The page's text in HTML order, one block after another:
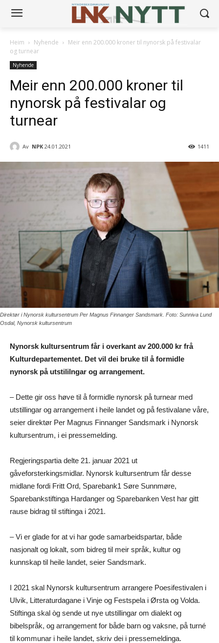
Heim Nyhende
Meir enn 200.000 kroner til nynorsk på festivalar
og turnear
Nyhende
Meir enn 200.000 kroner til
nynorsk på festivalar og
turnear
Av NPK 24.01.2021 1411
Direktør i Nynorsk kultursentrum Per Magnus Finnanger Sandsmark. Foto: Sunniva Lund
Osdal, Nynorsk kultursentrum
Nynorsk kultursentrum får i overkant av 200.000 kr frå
Kulturdepartementet. Det vil dei bruke til å formidle
nynorsk på utstililngar og arrangement.
– Dette gir oss høve til å formidle nynorsk på turnear med
utstillingar og arrangement i heile landet og på festivalane våre,
seier direktør Per Magnus Finnanger Sandsmark i Nynorsk
kultursentrum, i ei pressemelding.
Regjeringspartia delte 21. januar 2021 ut
gåveforsterkingsmidlar. Nynorsk kultursentrum får desse
midlane fordi Fritt Ord, Sparebank1 Søre Sunnmøre,
Sparebankstiftinga Hardanger og Sparebanken Vest har gitt
rause bidrag til stiftinga i 2021.
– Vi er glade for at vi har gode samarbeidspartar, både
nasjonalt og lokalt, som bidreg til meir språk, kultur og
kunnskap til heile landet, seier Sandsmark.
I 2021 skal Nynorsk kultursentrum arrangere Poesifestivalen i
Ulvik, Litteraturdagane i Vinje og Festspela i Ørsta og Volda.
Stiftinga skal òg sende ut nye utstillingar om dialekt og
bibelspråk, og arrangement for både barn og vaksne, på turné
til kommunar i heile landet, skriv dei i pressemeldinga.